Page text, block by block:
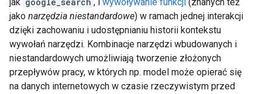
jako narzędzia niestandardowe) w ramach jednej interakcji
dzięki zachowaniu i udostępnianiu historii kontekstu
wywołań narzędzi. Kombinacje narzędzi wbudowanych i
niestandardowych umożliwiają tworzenie złożonych
przepływów pracy, w których np. model może opierać się
na danych internetowych w czasie rzeczywistym przed